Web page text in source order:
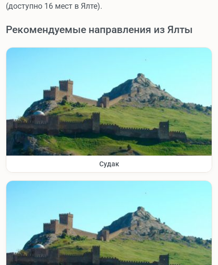
(доступно 16 мест в Ялте).
Рекомендуемые направления из Ялты
Судак